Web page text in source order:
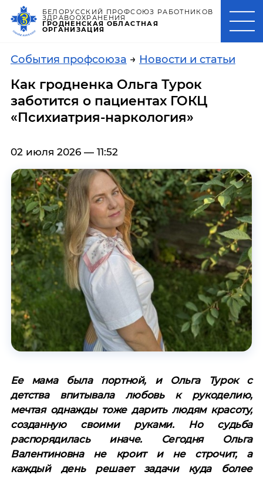
БЕЛОРУССКИЙ ПРОФСОЮЗ РАБОТНИКОВ
ЗДРАВООХРАНЕНИЯ
ГРОДНЕНСКАЯ ОБЛАСТНАЯ
ОРГАНИЗАЦИЯ
События профсоюза → Новости и статьи
Как гродненка Ольга Турок
заботится о пациентах ГОКЦ
«Психиатрия-наркология»
02 июля 2026 — 11:52
Ее мама была портной, и Ольга Турок с
детства впитывала любовь к рукоделию,
мечтая однажды тоже дарить людям красоту,
созданную своими руками. Но судьба
распорядилась иначе. Сегодня Ольга
Валентиновна не кроит и не строчит, а
каждый день решает задачи куда более